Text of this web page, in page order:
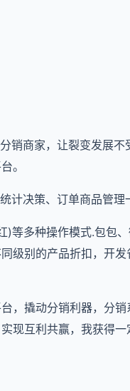
销商家，让裂变发展不
。
计决策、订单商品管理
)等多种操作模式.包包
级别的产品折扣，开
，撬动分销利器，分
现互利共赢，我获得一